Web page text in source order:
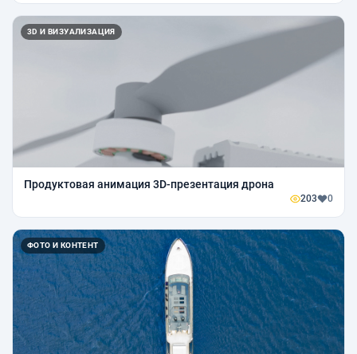
3D И ВИЗУАЛИЗАЦИЯ
Продуктовая анимация 3D-презентация дрона
203 0
ФОТО И КОНТЕНТ